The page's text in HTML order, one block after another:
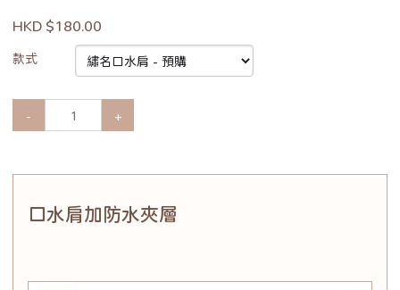
HKD $180.00
款式
- +
口水肩加防水夾層